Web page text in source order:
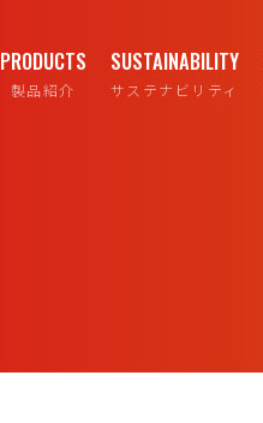
PRODUCTS
製品紹介
SUSTAINABILITY
サステナビリティ